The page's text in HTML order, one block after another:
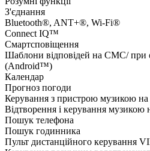
З'єднання
Bluetooth®, ANT+®, Wi-Fi®
Connect IQ™
Смартсповіщення
Шаблони відповідей на СМС/ при
(Android™)
Календар
Прогноз погоди
Керування з пристрою музикою на
Відтворення і керування музикою
Пошук телефона
Пошук годинника
Пульт дистанційного керування